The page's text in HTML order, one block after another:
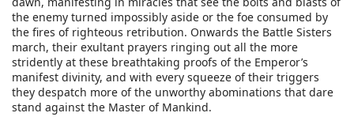
the enemy turned impossibly aside or the foe consumed by
the fires of righteous retribution. Onwards the Battle Sisters
march, their exultant prayers ringing out all the more
stridently at these breathtaking proofs of the Emperor’s
manifest divinity, and with every squeeze of their triggers
they despatch more of the unworthy abominations that dare
stand against the Master of Mankind.